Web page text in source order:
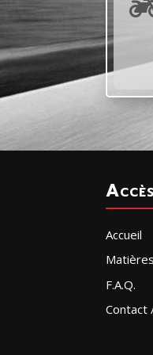
Accueil
F.A.Q.
Contact